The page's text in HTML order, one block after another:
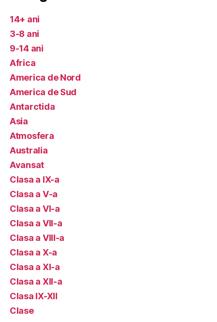
14+ ani
3-8 ani
9-14 ani
Africa
America de Nord
America de Sud
Antarctida
Asia
Atmosfera
Australia
Avansat
Clasa a IX-a
Clasa a V-a
Clasa a VI-a
Clasa a VII-a
Clasa a VIII-a
Clasa a X-a
Clasa a XI-a
Clasa a XII-a
Clasa IX-XII
Clase